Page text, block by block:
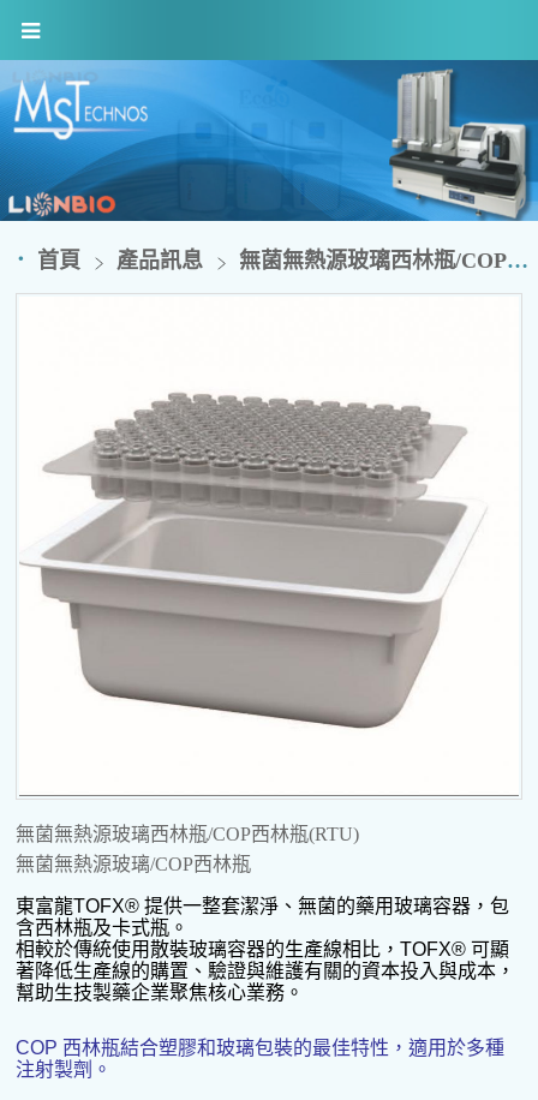
首頁 產品訊息 無菌無熱源玻璃西林瓶/COP西林瓶 (RTU)
無菌無熱源玻璃西林瓶/COP西林瓶(RTU)
無菌無熱源玻璃/COP西林瓶
東富龍TOFX® 提供一整套潔淨、無菌的藥用玻璃容器，包
含西林瓶及卡式瓶。
相較於傳統使用散裝玻璃容器的生產線相比， TOFX® 可顯
著降低生產線的購置、驗證與維護有關的資本投入與成本，
幫助生技製藥企業聚焦核心業務。
COP 西林瓶結合塑膠和玻璃包裝的最佳特性，適用於多種
注射製劑。